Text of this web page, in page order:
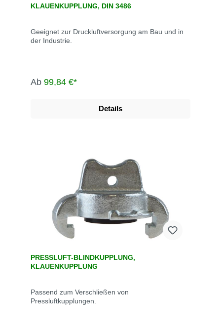
KLAUENKUPPLUNG, DIN 3486
Geeignet zur Druckluftversorgung am Bau und in
der Industrie.
Ab 99,84 €*
Details
PRESSLUFT-BLINDKUPPLUNG,
KLAUENKUPPLUNG
Passend zum Verschließen von
Pressluftkupplungen.